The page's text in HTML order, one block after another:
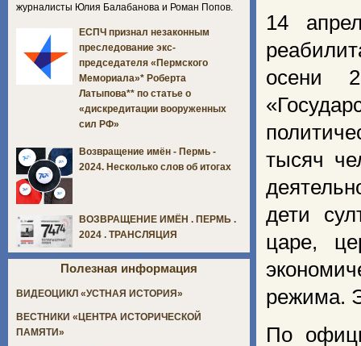
14
осени
тысяч
дети
царе,
режима.
По
журналисты Юлия Балабанова и Роман Попов.
ЕСПЧ признал незаконным
преследование экс-
председателя «Пермского
Мемориала»* Роберта
Латыпова** по статье о
«дискредитации вооруженных
сил РФ»
Возвращение имён - Пермь -
2024. Несколько слов об итогах
ВОЗВРАЩЕНИЕ ИМЁН . ПЕРМЬ .
2024 . ТРАНСЛЯЦИЯ
Полезная информация
ВИДЕОЦИКЛ «УСТНАЯ ИСТОРИЯ»
ВЕСТНИКИ «ЦЕНТРА ИСТОРИЧЕСКОЙ
ПАМЯТИ»